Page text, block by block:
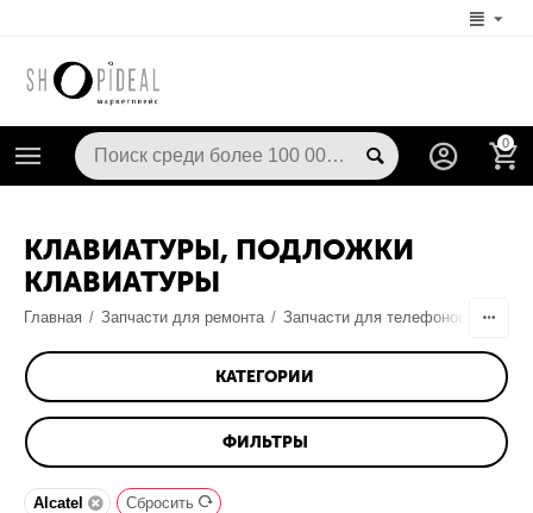
0
КЛАВИАТУРЫ, ПОДЛОЖКИ
КЛАВИАТУРЫ
Главная / Запчасти для ремонта / Запчасти для телефонов
КАТЕГОРИИ
ФИЛЬТРЫ
Alcatel Сбросить